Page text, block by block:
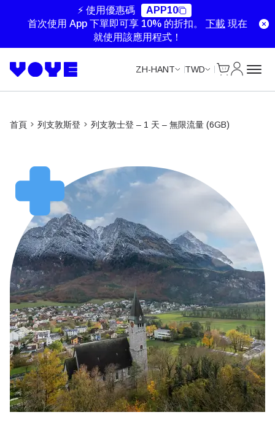
⚡ 使用優惠碼
APP10
首次使用 App 下單即可享 10% 的折扣。 下載 現在
就使用該應用程式！
ZH-HANT TWD
首頁 列支敦斯登 列支敦士登 – 1 天 – 無限流量 (6GB)